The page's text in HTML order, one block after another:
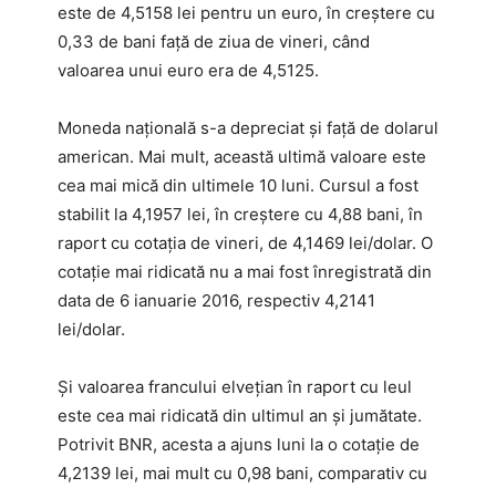
este de 4,5158 lei pentru un euro, în creştere cu
0,33 de bani faţă de ziua de vineri, când
valoarea unui euro era de 4,5125.
Moneda naţională s-a depreciat şi faţă de dolarul
american. Mai mult, această ultimă valoare este
cea mai mică din ultimele 10 luni. Cursul a fost
stabilit la 4,1957 lei, în creștere cu 4,88 bani, în
raport cu cotația de vineri, de 4,1469 lei/dolar. O
cotație mai ridicată nu a mai fost înregistrată din
data de 6 ianuarie 2016, respectiv 4,2141
lei/dolar.
Şi valoarea francului elveţian în raport cu leul
este cea mai ridicată din ultimul an şi jumătate.
Potrivit BNR, acesta a ajuns luni la o cotație de
4,2139 lei, mai mult cu 0,98 bani, comparativ cu